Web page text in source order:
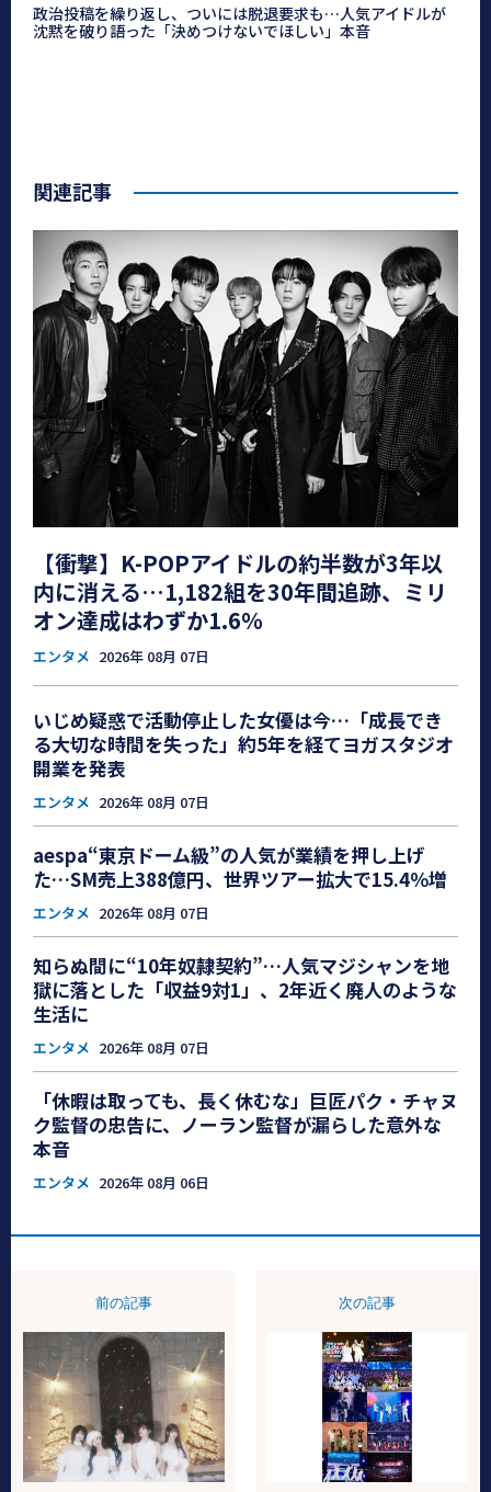
政治投稿を繰り返し、ついには脱退要求も…人気アイドルが
沈黙を破り語った「決めつけないでほしい」本音
関連記事
【衝撃】K-POPアイドルの約半数が3年以
内に消える…1,182組を30年間追跡、ミリ
オン達成はわずか1.6％
エンタメ 2026年 08月 07日
いじめ疑惑で活動停止した女優は今…「成長でき
る大切な時間を失った」約5年を経てヨガスタジオ
開業を発表
エンタメ 2026年 08月 07日
aespa“東京ドーム級”の人気が業績を押し上げ
た…SM売上388億円、世界ツアー拡大で15.4％増
エンタメ 2026年 08月 07日
知らぬ間に“10年奴隷契約”…人気マジシャンを地
獄に落とした「収益9対1」、2年近く廃人のような
生活に
エンタメ 2026年 08月 07日
「休暇は取っても、長く休むな」巨匠パク・チャヌ
ク監督の忠告に、ノーラン監督が漏らした意外な
本音
エンタメ 2026年 08月 06日
前の記事 次の記事